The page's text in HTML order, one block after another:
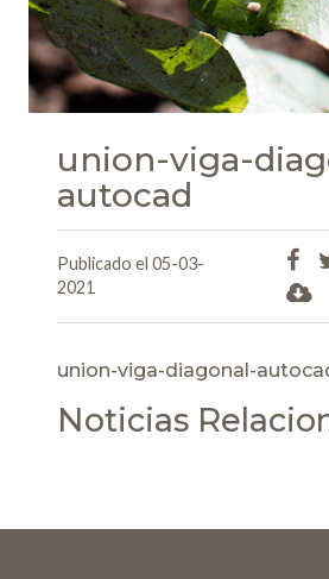
union-viga-
autocad
Publicado el 05-03-
2021
union-viga-diagonal-
Noticias